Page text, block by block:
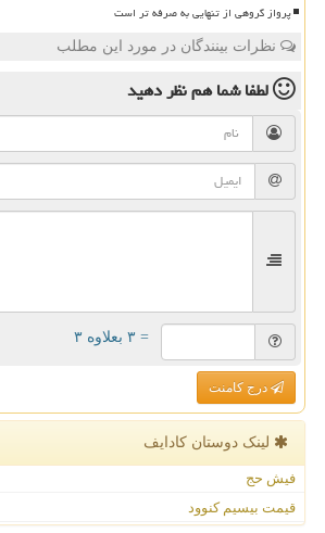
پرواز گروهی از تنهایی به صرفه تر است
نظرات بینندگان در مورد این مطلب
لطفا شما همنظر دهید
= ۳ بعلاوه ۳
درج کامنت
لینک دوستان كادایف
فیش حج
قیمت بیسیم کنوود